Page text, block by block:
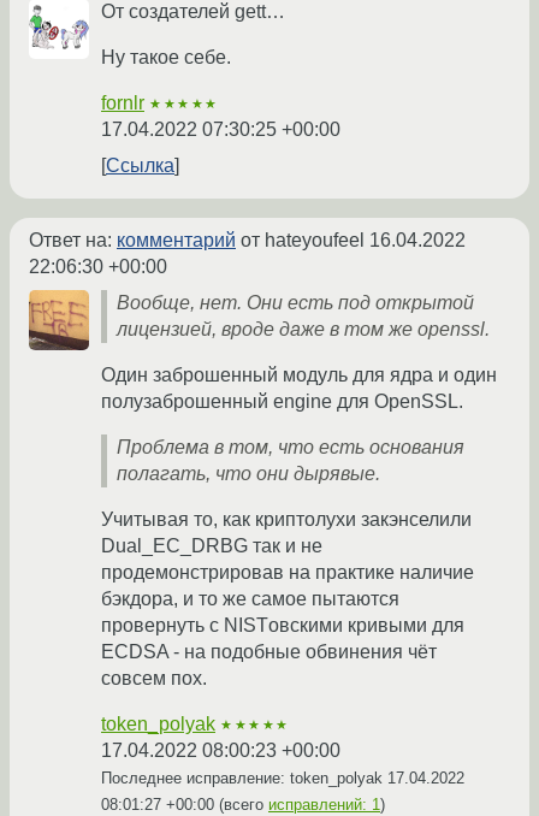
От создателей gett…
Ну такое себе.
fornlr ★★★★★
17.04.2022 07:30:25 +00:00
Ссылка
Ответ на: комментарий от hateyoufeel 16.04.2022
22:06:30 +00:00
Вообще, нет. Они есть под открытой
лицензией, вроде даже в том же openssl.
Один заброшенный модуль для ядра и один
полузаброшенный engine для OpenSSL.
Проблема в том, что есть основания
полагать, что они дырявые.
Учитывая то, как криптолухи закэнселили
Dual_EC_DRBG так и не
продемонстрировав на практике наличие
бэкдора, и то же самое пытаются
провернуть с NISTовскими кривыми для
ECDSA - на подобные обвинения чёт
совсем пох.
token_polyak ★★★★★
17.04.2022 08:00:23 +00:00
Последнее исправление: token_polyak 17.04.2022
08:01:27 +00:00 (всего исправлений: 1)